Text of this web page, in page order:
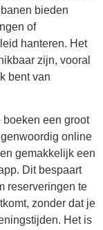
bieden
of
hanteren. Het
zijn, vooral
bent van
een groot
online
gemakkelijk een
Dit bespaart
reserveringen te
zonder dat je
Het is